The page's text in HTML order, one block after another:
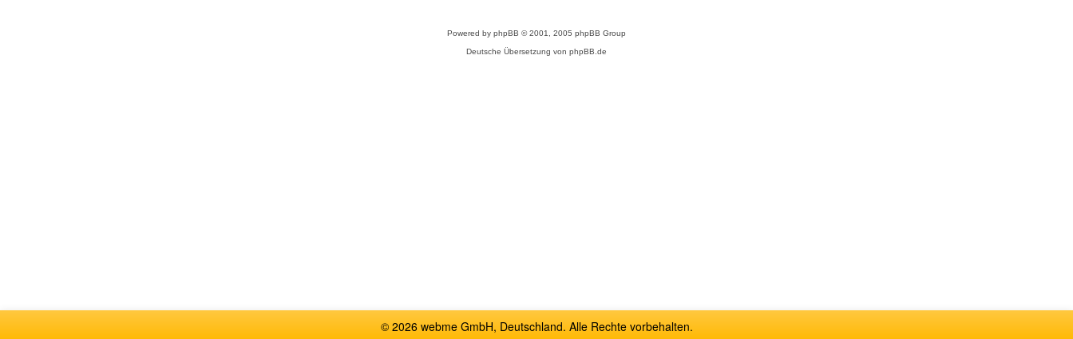
Powered by phpBB © 2001, 2005 phpBB Group
Deutsche Übersetzung von phpBB.de
© 2026 webme GmbH, Deutschland. Alle Rechte vorbehalten.